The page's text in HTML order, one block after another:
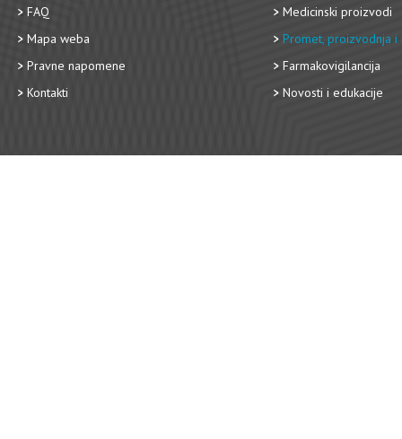
FAQ
Mapa weba
Pravne napomene
Kontakti
Medicinski proizvodi
Promet, proizvodnja i
Farmakovigilancija
Novosti i edukacije